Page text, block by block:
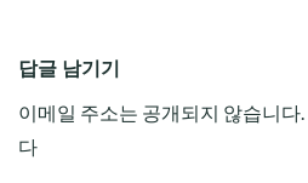
답글 남기기
이메일 주소는 공개되지 않습니다.
다